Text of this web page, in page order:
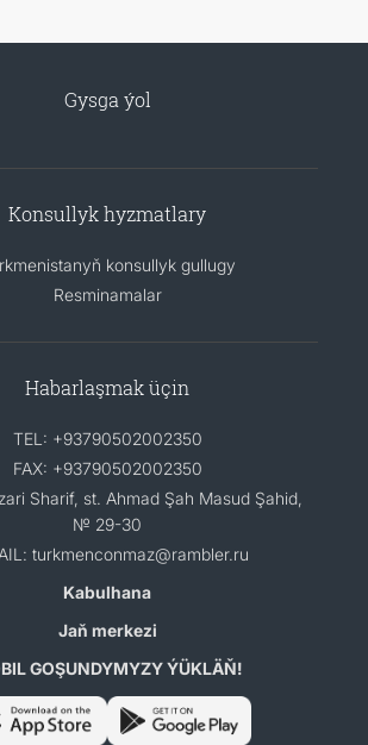
Gysga ýol
Konsullyk hyzmatlary
konsullyk gullugy
Resminamalar
Habarlaşmak üçin
TEL: +93790502002350
FAX: +93790502002350
Sharif, st. Ahmad Şah Masud Şahid,
№ 29-30
turkmenconmaz@rambler.ru
Kabulhana
Jaň merkezi
GOŞUNDYMYZY ÝÜKLÄŇ!